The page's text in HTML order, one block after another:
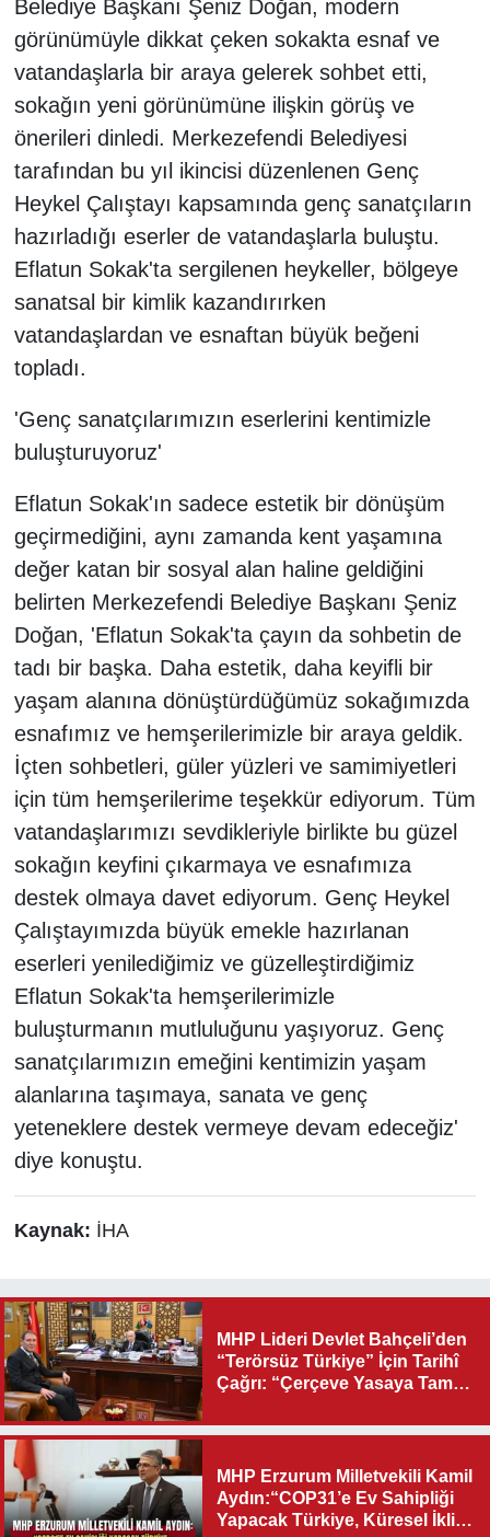
Belediye Başkanı Şeniz Doğan, modern
görünümüyle dikkat çeken sokakta esnaf ve
vatandaşlarla bir araya gelerek sohbet etti,
sokağın yeni görünümüne ilişkin görüş ve
önerileri dinledi. Merkezefendi Belediyesi
tarafından bu yıl ikincisi düzenlenen Genç
Heykel Çalıştayı kapsamında genç sanatçıların
hazırladığı eserler de vatandaşlarla buluştu.
Eflatun Sokak'ta sergilenen heykeller, bölgeye
sanatsal bir kimlik kazandırırken
vatandaşlardan ve esnaftan büyük beğeni
topladı.
'Genç sanatçılarımızın eserlerini kentimizle
buluşturuyoruz'
Eflatun Sokak'ın sadece estetik bir dönüşüm
geçirmediğini, aynı zamanda kent yaşamına
değer katan bir sosyal alan haline geldiğini
belirten Merkezefendi Belediye Başkanı Şeniz
Doğan, 'Eflatun Sokak'ta çayın da sohbetin de
tadı bir başka. Daha estetik, daha keyifli bir
yaşam alanına dönüştürdüğümüz sokağımızda
esnafımız ve hemşerilerimizle bir araya geldik.
İçten sohbetleri, güler yüzleri ve samimiyetleri
için tüm hemşerilerime teşekkür ediyorum. Tüm
vatandaşlarımızı sevdikleriyle birlikte bu güzel
sokağın keyfini çıkarmaya ve esnafımıza
destek olmaya davet ediyorum. Genç Heykel
Çalıştayımızda büyük emekle hazırlanan
eserleri yenilediğimiz ve güzelleştirdiğimiz
Eflatun Sokak'ta hemşerilerimizle
buluşturmanın mutluluğunu yaşıyoruz. Genç
sanatçılarımızın emeğini kentimizin yaşam
alanlarına taşımaya, sanata ve genç
yeteneklere destek vermeye devam edeceğiz'
diye konuştu.
Kaynak: İHA
MHP Lideri Devlet Bahçeli’den
“Terörsüz Türkiye” İçin Tarihî
Çağrı: “Çerçeve Yasaya Tam
MHP Erzurum Milletvekili Kamil
Aydın:“COP31’e Ev Sahipliği
Yapacak Türkiye, Küresel İklim